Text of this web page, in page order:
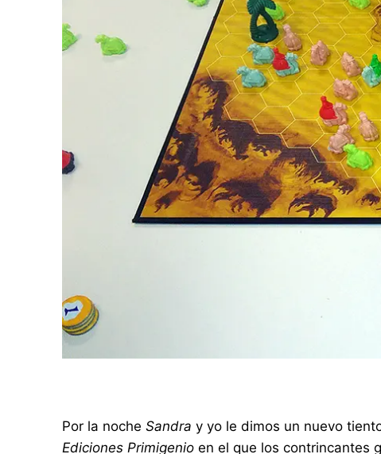
Por la nocheSandra y yo le dimos un nuevo
Ediciones Primigenio en el que los contrincantes